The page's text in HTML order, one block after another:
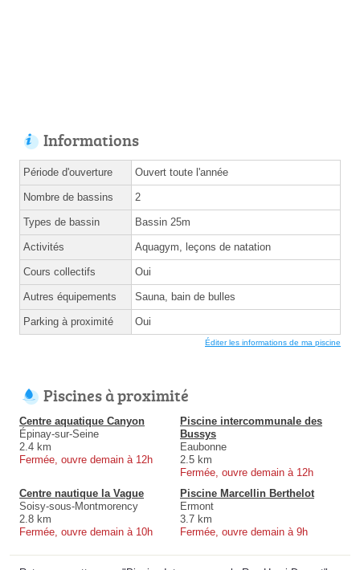
Informations
Période d'ouverture Ouvert toute l'année
Nombre de bassins 2
Types de bassin Bassin 25m
Activités Aquagym, leçons de natation
Cours collectifs Oui
Autres équipements Sauna, bain de bulles
Parking à proximité Oui
Éditer les informations de ma piscine
Piscines à proximité
Centre aquatique Canyon
Épinay-sur-Seine
2.4 km
Fermée, ouvre demain à 12h
Piscine intercommunale des
Bussys
Eaubonne
2.5 km
Fermée, ouvre demain à 12h
Centre nautique la Vague
Soisy-sous-Montmorency
2.8 km
Fermée, ouvre demain à 10h
Piscine Marcellin Berthelot
Ermont
3.7 km
Fermée, ouvre demain à 9h